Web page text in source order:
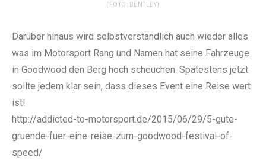
(FOTO: BENTLEY)
Darüber hinaus wird selbstverständlich auch wieder alles
was im Motorsport Rang und Namen hat seine Fahrzeuge
in Goodwood den Berg hoch scheuchen. Spätestens jetzt
sollte jedem klar sein, dass dieses Event eine Reise wert
ist!
http://addicted-to-motorsport.de/2015/06/29/5-gute-
gruende-fuer-eine-reise-zum-goodwood-festival-of-
speed/